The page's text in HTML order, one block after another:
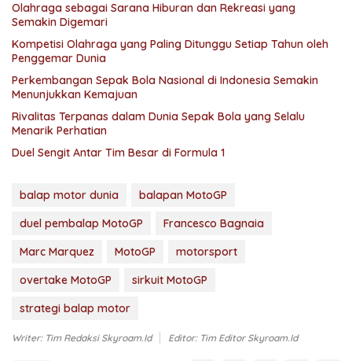
Olahraga sebagai Sarana Hiburan dan Rekreasi yang
Semakin Digemari
Kompetisi Olahraga yang Paling Ditunggu Setiap Tahun oleh
Penggemar Dunia
Perkembangan Sepak Bola Nasional di Indonesia Semakin
Menunjukkan Kemajuan
Rivalitas Terpanas dalam Dunia Sepak Bola yang Selalu
Menarik Perhatian
Duel Sengit Antar Tim Besar di Formula 1
balap motor dunia
balapan MotoGP
duel pembalap MotoGP
Francesco Bagnaia
Marc Marquez
MotoGP
motorsport
overtake MotoGP
sirkuit MotoGP
strategi balap motor
Writer: Tim Redaksi Skyroam.id Editor: Tim Editor Skyroam.id